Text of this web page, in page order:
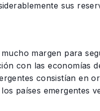
sus
margen para
con las economías
consistían en
países emergentes